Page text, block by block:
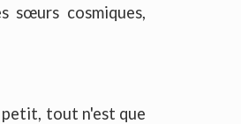
sœurs cosmiques,
petit, tout n'est que